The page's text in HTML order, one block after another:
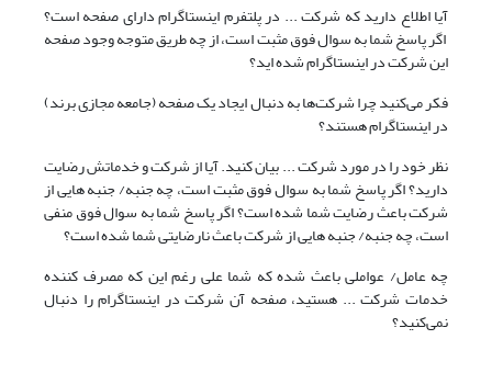
آیا اطلاع دارید که شرکت ... در پلتفرم اینستاگرام دارای صفحه است؟
اگر پاسخ شما به سوال فوق مثبت است، از چه طریق متوجه وجود صفحه
این شرکت در اینستاگرام شده اید؟
فکر می‌کنید چرا شرکت‌ها به دنبال ایجاد یک صفحه (جامعه مجازی برند)
در اینستاگرام هستند؟
نظر خود را در مورد شرکت ... بیان کنید. آیا از شرکت و خدماتش رضایت
دارید؟ اگر پاسخ شما به سوال فوق مثبت است، چه جنبه/ جنبه هایی از
شرکت باعث رضایت شما شده است؟ اگر پاسخ شما به سوال فوق منفی
است، چه جنبه/ جنبه هایی از شرکت باعث نارضایتی شما شده است؟
چه عامل/ عواملی باعث شده که شما علی رغم این که مصرف کننده
خدمات شرکت ... هستید، صفحه آن شرکت در اینستاگرام را دنبال
نمی‌کنید؟